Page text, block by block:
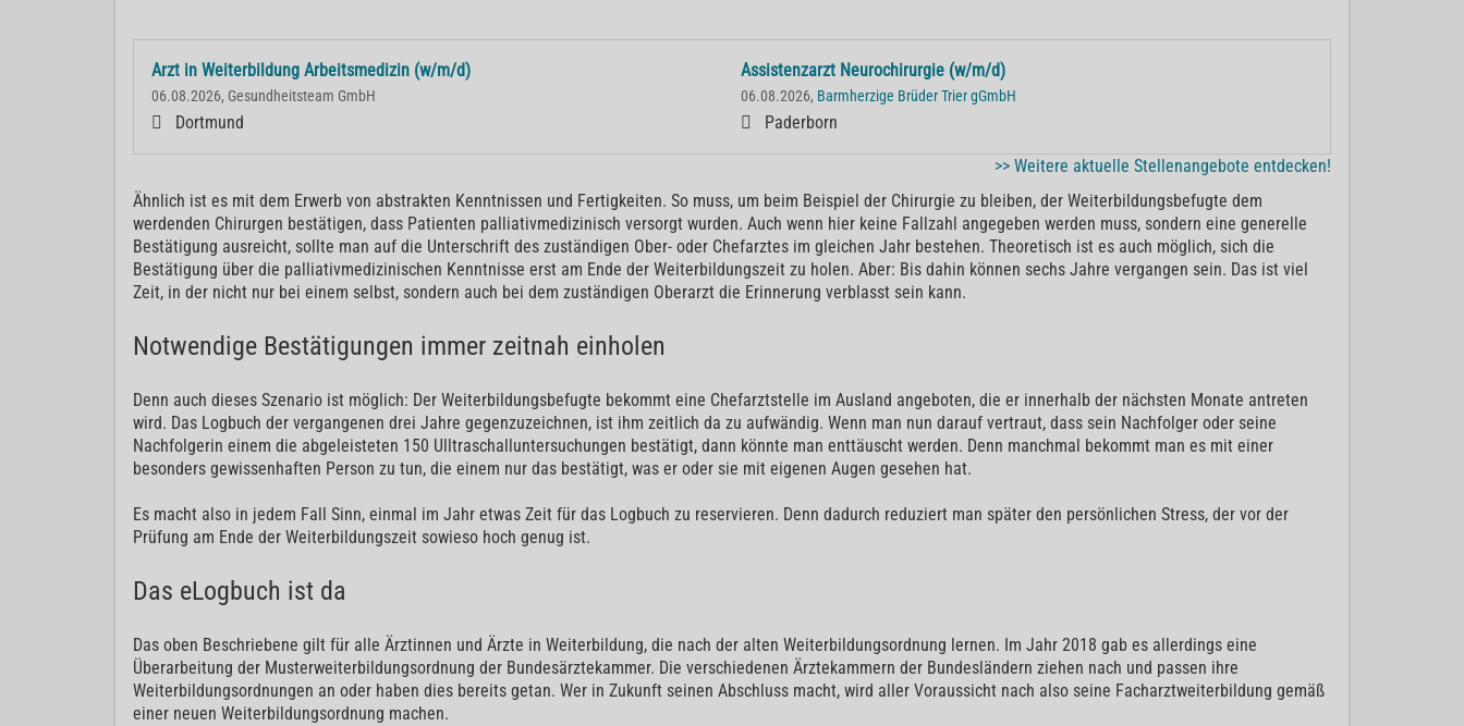
Arzt in Weiterbildung Arbeitsmedizin (w/m/d)
06.08.2026, Gesundheitsteam GmbH
Dortmund
Assistenzarzt Neurochirurgie (w/m/d)
06.08.2026, Barmherzige Brüder Trier gGmbH
Paderborn
>> Weitere aktuelle Stellenangebote entdecken!
Ähnlich ist es mit dem Erwerb von abstrakten Kenntnissen und Fertigkeiten. So muss, um beim Beispiel der Chirurgie zu bleiben, der Weiterbildungsbefugte dem
werdenden Chirurgen bestätigen, dass Patienten palliativmedizinisch versorgt wurden. Auch wenn hier keine Fallzahl angegeben werden muss, sondern eine generelle
Bestätigung ausreicht, sollte man auf die Unterschrift des zuständigen Ober- oder Chefarztes im gleichen Jahr bestehen. Theoretisch ist es auch möglich, sich die
Bestätigung über die palliativmedizinischen Kenntnisse erst am Ende der Weiterbildungszeit zu holen. Aber: Bis dahin können sechs Jahre vergangen sein. Das ist viel
Zeit, in der nicht nur bei einem selbst, sondern auch bei dem zuständigen Oberarzt die Erinnerung verblasst sein kann.
Notwendige Bestätigungen immer zeitnah einholen
Denn auch dieses Szenario ist möglich: Der Weiterbildungsbefugte bekommt eine Chefarztstelle im Ausland angeboten, die er innerhalb der nächsten Monate antreten
wird. Das Logbuch der vergangenen drei Jahre gegenzuzeichnen, ist ihm zeitlich da zu aufwändig. Wenn man nun darauf vertraut, dass sein Nachfolger oder seine
Nachfolgerin einem die abgeleisteten 150 Ulltraschalluntersuchungen bestätigt, dann könnte man enttäuscht werden. Denn manchmal bekommt man es mit einer
besonders gewissenhaften Person zu tun, die einem nur das bestätigt, was er oder sie mit eigenen Augen gesehen hat.
Es macht also in jedem Fall Sinn, einmal im Jahr etwas Zeit für das Logbuch zu reservieren. Denn dadurch reduziert man später den persönlichen Stress, der vor der
Prüfung am Ende der Weiterbildungszeit sowieso hoch genug ist.
Das eLogbuch ist da
Das oben Beschriebene gilt für alle Ärztinnen und Ärzte in Weiterbildung, die nach der alten Weiterbildungsordnung lernen. Im Jahr 2018 gab es allerdings eine
Überarbeitung der Musterweiterbildungsordnung der Bundesärztekammer. Die verschiedenen Ärztekammern der Bundesländern ziehen nach und passen ihre
Weiterbildungsordnungen an oder haben dies bereits getan. Wer in Zukunft seinen Abschluss macht, wird aller Voraussicht nach also seine Facharztweiterbildung gemäß
einer neuen Weiterbildungsordnung machen.